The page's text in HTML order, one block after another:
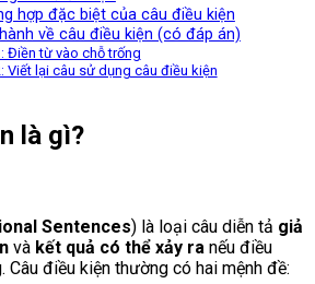
hợp đặc biệt của câu điều kiện
về câu điều kiện (có đáp án)
Điền từ vào chỗ trống
Viết lại câu sử dụng câu điều kiện
là gì?
Sentences) là loại câu diễn tả giả
và kết quả có thể xảy ra nếu điều
điều kiện thường có hai mệnh đề: